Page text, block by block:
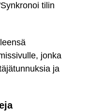
tilin
jonka
ja